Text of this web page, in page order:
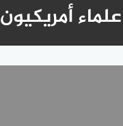
علماء أمريكيون